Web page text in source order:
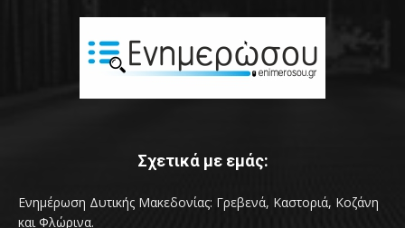
Σχετικά με εμάς:
Ενημέρωση Δυτικής Μακεδονίας: Γρεβενά, Καστοριά, Κοζάνη
και Φλώρινα.